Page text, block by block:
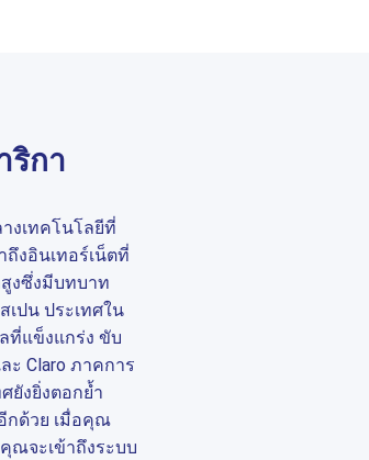
ริกา
งเทคโนโลยีที่
งอินเทอร์เน็ตที่
งซึ่งมีบทบาท
ปน ประเทศใน
ที่แข็งแกร่ง ขับ
ะ Claro ภาคการ
ยังยิ่งตอกย้ำ
กด้วย เมื่อคุณ
ณจะเข้าถึงระบบ